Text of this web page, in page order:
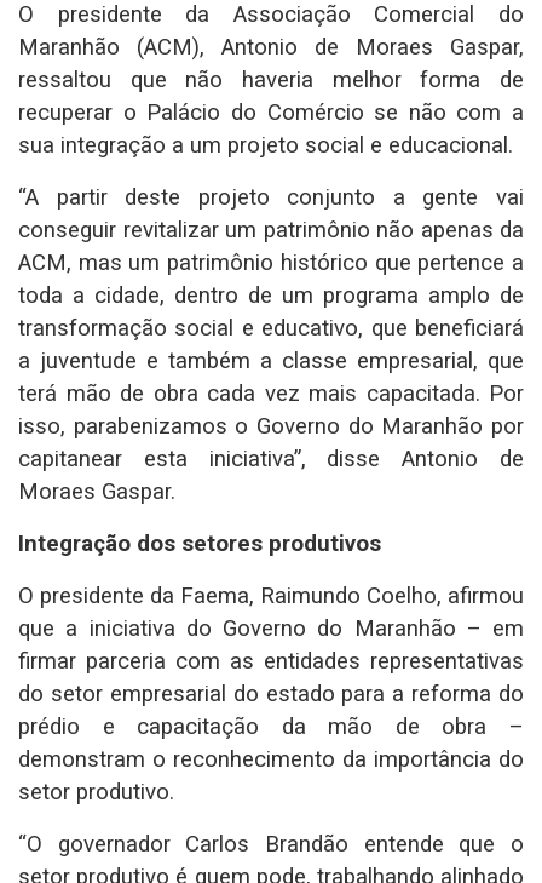
O presidente da Associação Comercial do
Maranhão (ACM), Antonio de Moraes Gaspar,
ressaltou que não haveria melhor forma de
recuperar o Palácio do Comércio se não com a
sua integração a um projeto social e educacional.
“A partir deste projeto conjunto a gente vai
conseguir revitalizar um patrimônio não apenas da
ACM, mas um patrimônio histórico que pertence a
toda a cidade, dentro de um programa amplo de
transformação social e educativo, que beneficiará
a juventude e também a classe empresarial, que
terá mão de obra cada vez mais capacitada. Por
isso, parabenizamos o Governo do Maranhão por
capitanear esta iniciativa”, disse Antonio de
Moraes Gaspar.
Integração dos setores produtivos
O presidente da Faema, Raimundo Coelho, afirmou
que a iniciativa do Governo do Maranhão – em
firmar parceria com as entidades representativas
do setor empresarial do estado para a reforma do
prédio e capacitação da mão de obra –
demonstram o reconhecimento da importância do
setor produtivo.
“O governador Carlos Brandão entende que o
setor produtivo é quem pode, trabalhando alinhado